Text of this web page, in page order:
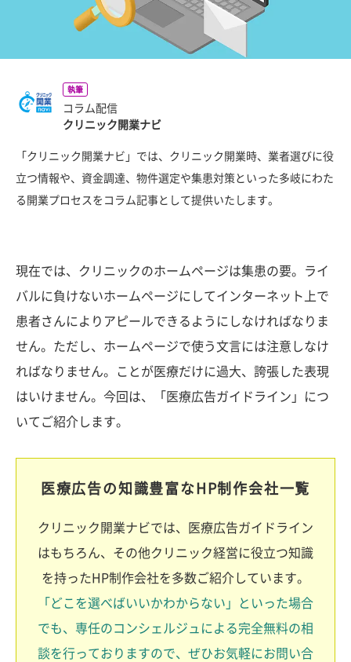
執筆
コラム配信
クリニック開業ナビ
「クリニック開業ナビ」では、クリニック開業時、業者選びに役
立つ情報や、資金調達、物件選定や集患対策といった多岐にわた
る開業プロセスをコラム記事として提供いたします。
現在では、クリニックのホームページは集患の要。ライ
バルに負けないホームページにしてインターネット上で
患者さんによりアピールできるようにしなければなりま
せん。ただし、ホームページで使う文言には注意しなけ
ればなりません。ことが医療だけに過大、誇張した表現
はいけません。今回は、「医療広告ガイドライン」につ
いてご紹介します。
医療広告の知識豊富なHP制作会社一覧
クリニック開業ナビでは、医療広告ガイドライン
はもちろん、その他クリニック経営に役立つ知識
を持ったHP制作会社を多数ご紹介しています。
「どこを選べばいいかわからない」といった場合
でも、専任のコンシェルジュによる完全無料の相
談を行っておりますので、ぜひお気軽にお問い合